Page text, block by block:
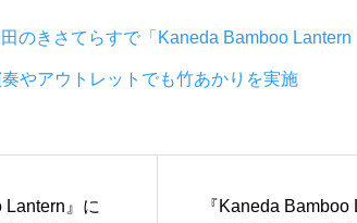
田のきさてらすで「Kaneda Bamboo
やアウトレットでも竹あかりを実施
Lantern』に
『Kaneda Bamboo